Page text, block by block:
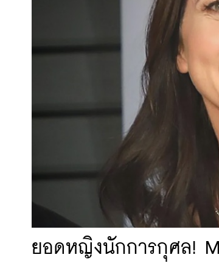
ยอดหญิงนักการกุศล!